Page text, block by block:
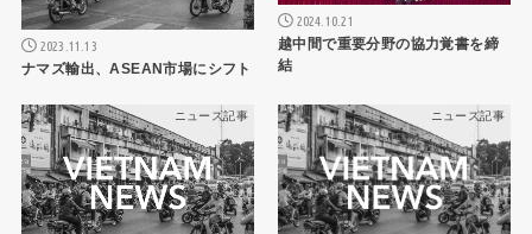
2023.11.13
ナマズ輸出、ASEAN市場にシフト
2024.10.21
越中間で重要分野の協力覚書を締
結
ニュース記事 ニュース記事